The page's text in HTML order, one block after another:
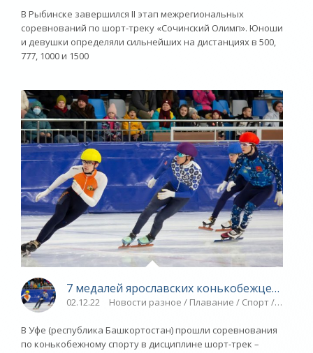
В Рыбинске завершился II этап межрегиональных
соревнований по шорт-треку «Сочинский Олимп». Юноши
и девушки определяли сильнейших на дистанциях в 500,
777, 1000 и 1500
7 медалей ярославских конькобежцев -
02.12.22 Новости разное / Плавание / Спорт /
В Уфе (республика Башкортостан) прошли соревнования
по конькобежному спорту в дисциплине шорт-трек –